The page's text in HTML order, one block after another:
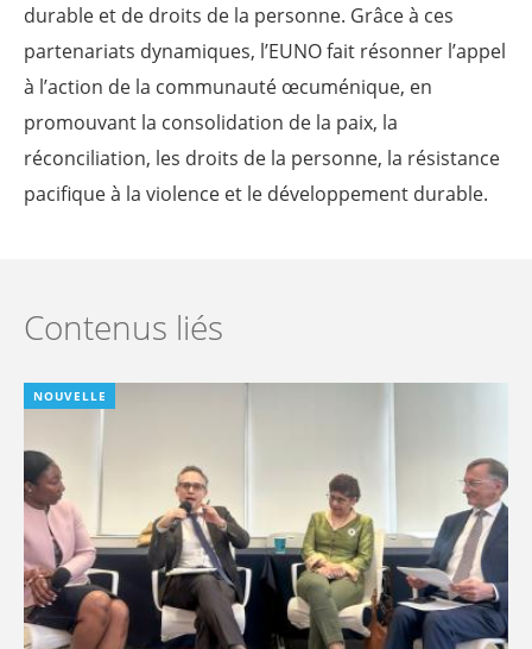
durable et de droits de la personne. Grâce à ces
partenariats dynamiques, l’EUNO fait résonner l’appel
à l’action de la communauté œcuménique, en
promouvant la consolidation de la paix, la
réconciliation, les droits de la personne, la résistance
pacifique à la violence et le développement durable.
Contenus liés
NOUVELLE